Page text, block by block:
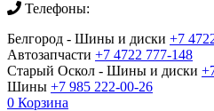
Телефоны:
Белгород - Шины и диски +7
Автозапчасти +7 4722 777-148
Старый Оскол - Шины и диски
Шины +7 985 222-00-26
0 Корзина